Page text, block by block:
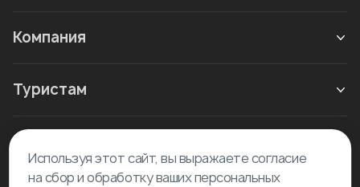
Компания
Туристам
Новое в блоге
Используя этот сайт, вы выражаете согласие
на сбор и обработку ваших персональных